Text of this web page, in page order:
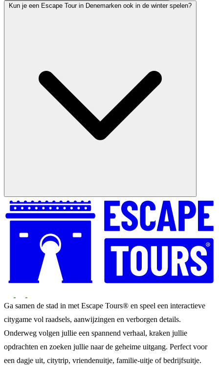
Kun je een Escape Tour in Denemarken ook in de winter spelen?
Ga samen de stad in met Escape Tours® en speel een interactieve
citygame vol raadsels, aanwijzingen en verborgen details.
Onderweg volgen jullie een spannend verhaal, kraken jullie
opdrachten en zoeken jullie naar de geheime uitgang. Perfect voor
een dagje uit, citytrip, vriendenuitje, familie-uitje of bedrijfsuitje.